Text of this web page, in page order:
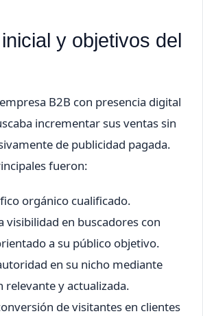
y objetivos del
B2B con presencia digital
incrementar sus ventas sin
de publicidad pagada.
fueron:
orgánico cualificado.
visibilidad en buscadores con
a su público objetivo.
en su nicho mediante
relevante y actualizada.
de visitantes en clientes